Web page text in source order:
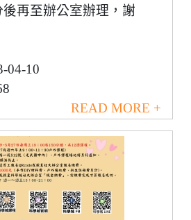
再至辦公室辦理，謝
04-10
READ MORE +